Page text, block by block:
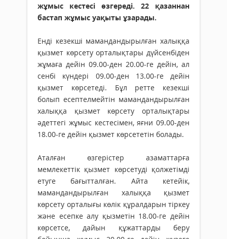
жұмыс кестесі өзгереді. 22 қазаннан
бастап жұмыс уақыты ұзарады.
Енді кезекші мамандандырылған халыққа
қызмет көрсету орталықтары дүйсенбіден
жұмаға дейін 09.00-ден 20.00-ге дейін, ал
сенбі күндері 09.00-ден 13.00-ге дейін
қызмет көрсетеді. Бұл ретте кезекші
болып есептелмейтін мамандандырылған
халыққа қызмет көрсету орталықтары
әдеттегі жұмыс кестесімен, яғни 09.00-ден
18.00-ге дейін қызмет көрсететін болады.
Аталған өзгерістер азаматтарға
мемлекеттік қызмет көрсетуді қолжетімді
етуге бағытталған. Айта кетейік,
мамандандырылған халыққа қызмет
көрсету орталығы көлік құралдарын тіркеу
және есепке алу қызметін 18.00-ге дейін
көрсетсе, дайын құжаттарды беру